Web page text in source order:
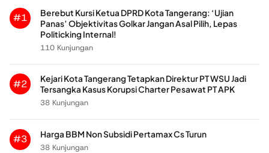
#1
Berebut Kursi Ketua DPRD Kota Tangerang: ‘Ujian
Panas’ Objektivitas Golkar Jangan Asal Pilih, Lepas
Politicking Internal!
110 Kunjungan
#2
Kejari Kota Tangerang Tetapkan Direktur PT WSU Jadi
Tersangka Kasus Korupsi Charter Pesawat PT APK
38 Kunjungan
#3
Harga BBM Non Subsidi Pertamax Cs Turun
38 Kunjungan